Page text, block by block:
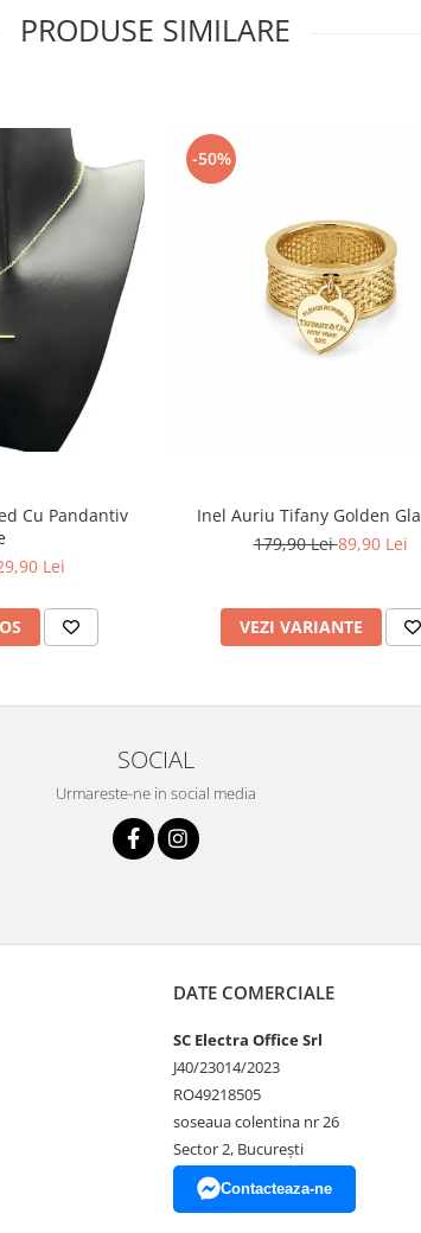
PRODUSE SIMILARE
Cu Pandantiv
Lei
-50%
Inel Auriu Tifany Golden
179,90 Lei89,90 Lei
VEZI VARIANTE
SOCIAL
Urmareste-ne in social media
DATE COMERCIALE
SC Electra Office Srl
J40/23014/2023
RO49218505
soseaua colentina nr 26
Sector 2, București
Contacteaza-ne